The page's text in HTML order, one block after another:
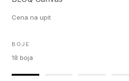
Cena na upit
BOJE
18 boja